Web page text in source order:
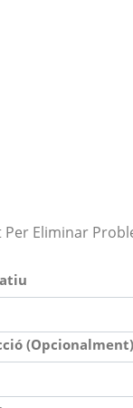
Eliminar
(Opcionalment)